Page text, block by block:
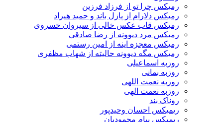
رمیکس چرا تو از فرزاد فرزین
رمیکس دلارام از پازل باند و حمید هیراد
رمیکس قاب عکس خالی از سیروان خسروی
رمیکس مرد دیوونه از رضا صادقی
رمیکس معجزه اینه از امین رستمی
رمیکس مگه دیوونه حالیته از شهاب مظفری
روزبه اسماعیلی
روزبه بمانی
روزبه نعمت اللهی
روزبه نعمت الهی
روناک بند
ریمیکس احسان وحیدپور
ریمیکس پیام محمودیان